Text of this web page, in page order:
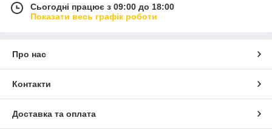
Сьогодні працює з 09:00 до 18:00
Показати весь графік роботи
Про нас
Контакти
Доставка та оплата